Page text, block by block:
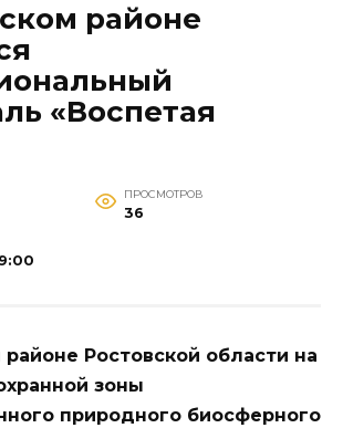
районе
«Воспетая
ПРОСМОТРОВ
36
Ростовской области на
зоны
природного биосферного